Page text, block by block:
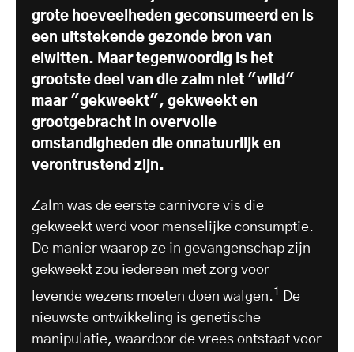
grote hoeveelheden geconsumeerd en is
een uitstekende gezonde bron van
eiwitten. Maar tegenwoordig is het
grootste deel van die zalm niet "wild"
maar "gekweekt", gekweekt en
grootgebracht in overvolle
omstandigheden die onnatuurlijk en
verontrustend zijn.
Zalm was de eerste carnivore vis die
gekweekt werd voor menselijke consumptie.
De manier waarop ze in gevangenschap zijn
gekweekt zou iedereen met zorg voor
levende wezens moeten doen walgen.1
De
nieuwste ontwikkeling is genetische
manipulatie, waardoor de vrees ontstaat voor